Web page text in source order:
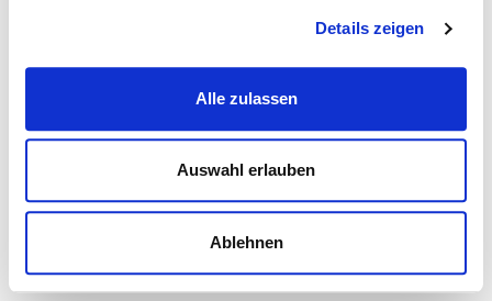
Details zeigen
Alle zulassen
Auswahl erlauben
Ablehnen